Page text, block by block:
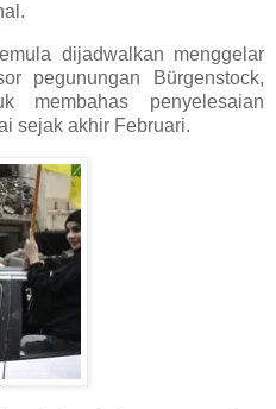
dijadwalkan menggelar
pegunungan Bürgenstock,
membahas penyelesaian
sejak akhir Februari.